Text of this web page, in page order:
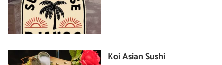
Koi Asian Sushi